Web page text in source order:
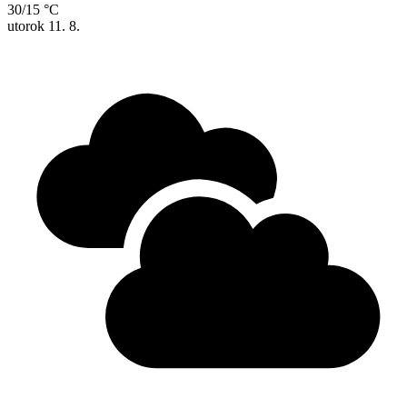
30/15 °C
utorok 11. 8.